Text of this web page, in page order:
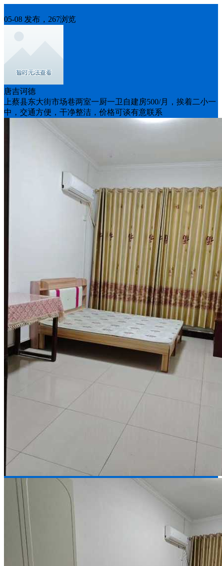
05-08 发布，267浏览
唐吉诃德
上蔡县东大街市场巷两室一厨一卫自建房500/月，挨着二小一
中，交通方便，干净整洁，价格可谈有意联系